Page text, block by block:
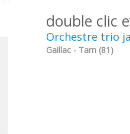
double clic
Orchestre trio
Gaillac - Tarn (81)